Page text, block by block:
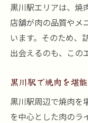
焼肉好き
とろける上カ
焼肉で上
焼肉のプ
黒毛和牛
焼肉で上
黒川駅エリアは、焼
店舗が肉の品質やメ
います。そのため、
出会えるのも、この
黒川駅で焼肉を堪
黒川駅周辺で焼肉を
を中心とした肉のラ